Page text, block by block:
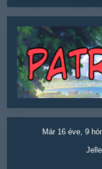
Már 16 éve, 9